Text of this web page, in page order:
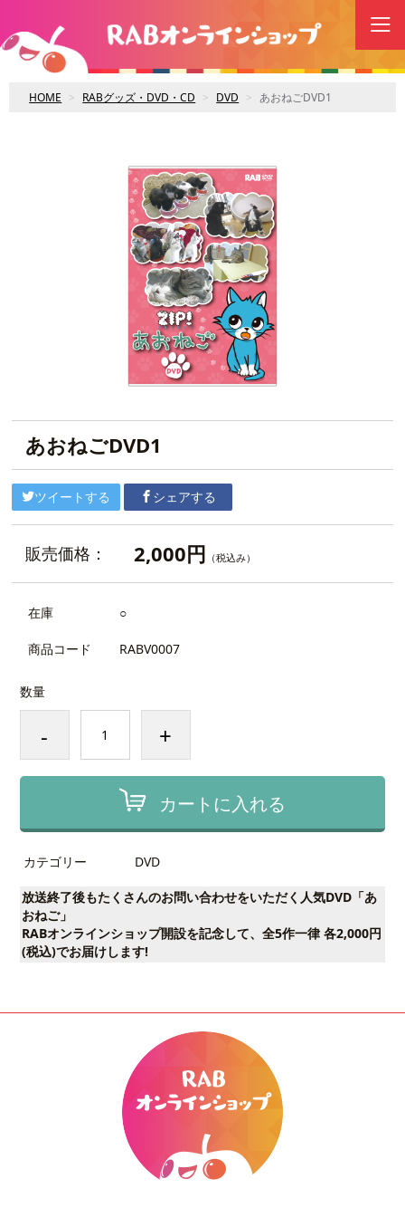
HOME RABグッズ・DVD・CD DVD あおねごDVD1
あおねごDVD1
ツイートする シェアする
販売価格： 2,000円 （税込み）
在庫 ○
商品コード RABV0007
数量
- +
カートに入れる
カテゴリー DVD
放送終了後もたくさんのお問い合わせをいただく人気DVD「あ
おねご」
RABオンラインショップ開設を記念して、全5作一律 各2,000円
(税込)でお届けします!